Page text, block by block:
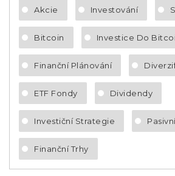
Akcie Investování
Bitcoin Investice Do
Finanční Plánování
ETF Fondy Dividendy
Investiční Strategie
Finanční Trhy